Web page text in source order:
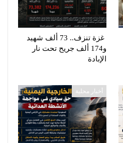
غزة تنزف.. 73 ألف شهيد
و174 ألف جريح تحت نار
الإبادة
أخبار محلية